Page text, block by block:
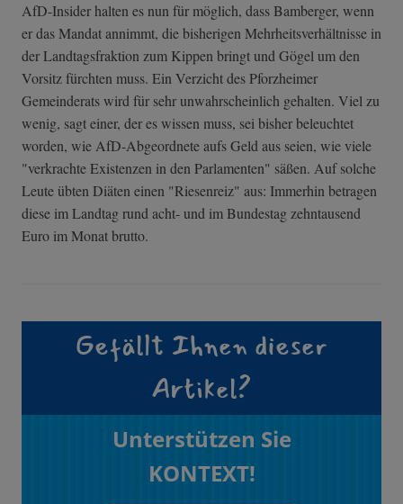
AfD-Insider halten es nun für möglich, dass Bamberger, wenn
er das Mandat annimmt, die bisherigen Mehrheitsverhältnisse in
der Landtagsfraktion zum Kippen bringt und Gögel um den
Vorsitz fürchten muss. Ein Verzicht des Pforzheimer
Gemeinderats wird für sehr unwahrscheinlich gehalten. Viel zu
wenig, sagt einer, der es wissen muss, sei bisher beleuchtet
worden, wie AfD-Abgeordnete aufs Geld aus seien, wie viele
"verkrachte Existenzen in den Parlamenten" säßen. Auf solche
Leute übten Diäten einen "Riesenreiz" aus: Immerhin betragen
diese im Landtag rund acht- und im Bundestag zehntausend
Euro im Monat brutto.
Gefällt Ihnen dieser
Artikel?
Unterstützen Sie
KONTEXT!